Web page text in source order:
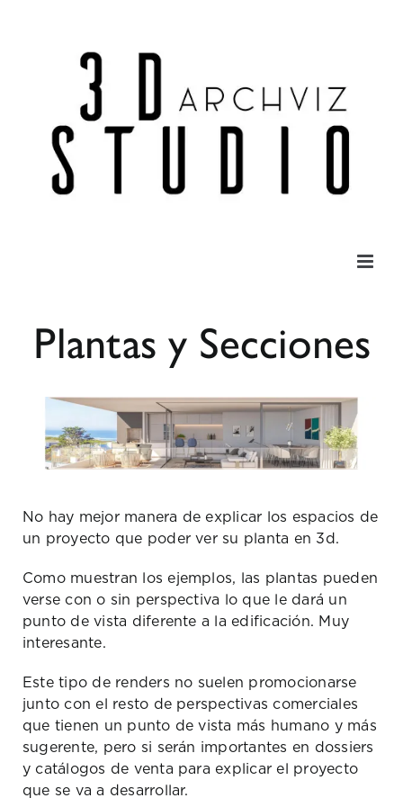
Plantas y Secciones
No hay mejor manera de explicar los espacios de
un proyecto que poder ver su planta en 3d.
Como muestran los ejemplos, las plantas pueden
verse con o sin perspectiva lo que le dará un
punto de vista diferente a la edificación. Muy
interesante.
Este tipo de renders no suelen promocionarse
junto con el resto de perspectivas comerciales
que tienen un punto de vista más humano y más
sugerente, pero si serán importantes en dossiers
y catálogos de venta para explicar el proyecto
que se va a desarrollar.